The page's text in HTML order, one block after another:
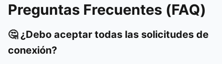
Preguntas Frecuentes (FAQ)
🤔 ¿Debo aceptar todas las solicitudes de
conexión?